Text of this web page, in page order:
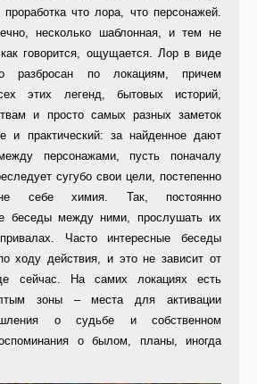
что лора, что персонажей.
несколько шаблонная, и тем не
говорится, ощущается. Лор в виде
разбросан по локациям, причем
этих легенд, бытовых историй,
и просто самых разных заметок
и практический: за найденное дают
персонажами, пусть поначалу
сугубо свои цели, постепенно
себе химия. Так, постоянно
беседы между ними, прослушать их
Часто интересные беседы
ходу действия, и это не зависит от
сейчас. На самих локациях есть
зоны – места для активации
о судьбе и собственном
о былом, планы, иногда